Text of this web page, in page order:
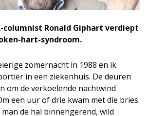
columnist Ronald Giphart verdiept
hart-syndroom.
zomernacht in 1988 en ik
in een ziekenhuis. De deuren
om de verkoelende nachtwind
een uur of drie kwam met die bries
de hal binnengerend, wild